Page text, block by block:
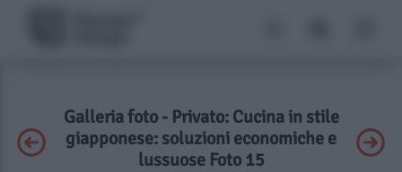
Galleria foto - Privato: Cucina in stile
giapponese: soluzioni economiche e
lussuose Foto 15